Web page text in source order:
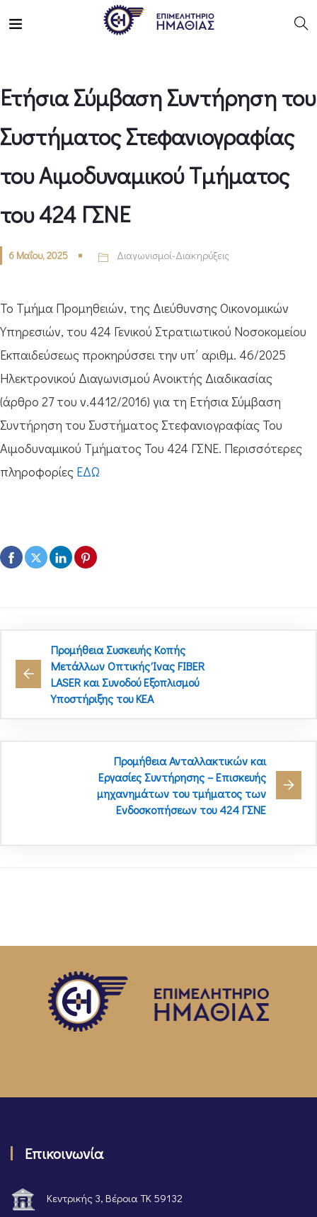
Ετήσια Σύμβαση Συντήρηση του
Συστήματος Στεφανιογραφίας
του Αιμοδυναμικού Τμήματος
του 424 ΓΣΝΕ
6 Μαΐου, 2025 Διαγωνισμοί-Διακηρύξεις
Το Τμήμα Προμηθειών, της Διεύθυνσης Οικονομικών
Υπηρεσιών, του 424 Γενικού Στρατιωτικού Νοσοκομείου
Εκπαιδεύσεως προκηρύσσει την υπ΄ αριθμ. 46/2025
Ηλεκτρονικού Διαγωνισμού Ανοικτής Διαδικασίας
(άρθρο 27 του ν.4412/2016) για τη Ετήσια Σύμβαση
Συντήρηση του Συστήματος Στεφανιογραφίας Του
Αιμοδυναμικού Τμήματος Του 424 ΓΣΝΕ. Περισσότερες
πληροφορίες ΕΔΩ
Προμήθεια Συσκευής Κοπής
Μετάλλων Οπτικής Ίνας FIBER
LASER και Συνοδού Εξοπλισμού
Υποστήριξης του ΚΕΑ
Προμήθεια Ανταλλακτικών και
Εργασίες Συντήρησης – Επισκευής
μηχανημάτων του τμήματος των
Ενδοσκοπήσεων του 424 ΓΣΝΕ
Επικοινωνία
Κεντρικής 3, Βέροια ΤΚ 59132